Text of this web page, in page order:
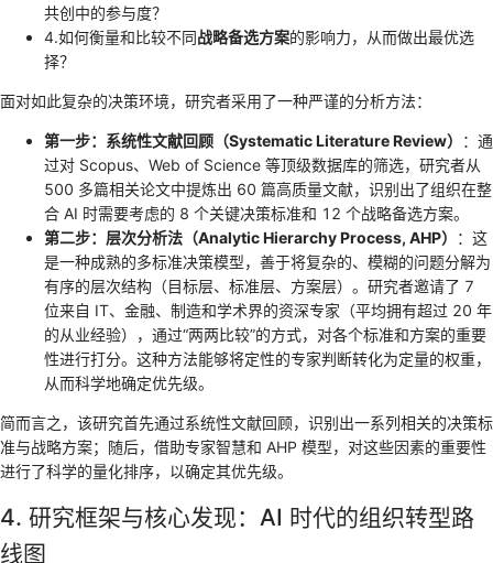
共创中的参与度？
4.如何衡量和比较不同战略备选方案的影响力，从而做出最优选
择？
面对如此复杂的决策环境，研究者采用了一种严谨的分析方法：
第一步：系统性文献回顾（Systematic Literature Review）
：通
过对 Scopus、Web of Science 等顶级数据库的筛选，研究者从
500 多篇相关论文中提炼出 60 篇高质量文献，识别出了组织在整
合 AI 时需要考虑的 8 个关键决策标准和 12 个战略备选方案。
第二步：层次分析法（Analytic Hierarchy Process, AHP）
：这
是一种成熟的多标准决策模型，善于将复杂的、模糊的问题分解为
有序的层次结构（目标层、标准层、方案层）。研究者邀请了 7
位来自 IT、金融、制造和学术界的资深专家（平均拥有超过 20 年
的从业经验），通过“两两比较”的方式，对各个标准和方案的重要
性进行打分。这种方法能够将定性的专家判断转化为定量的权重，
从而科学地确定优先级。
简而言之，该研究首先通过系统性文献回顾，识别出一系列相关的决策标
准与战略方案；随后，借助专家智慧和 AHP 模型，对这些因素的重要性
进行了科学的量化排序，以确定其优先级。
4. 研究框架与核心发现：AI 时代的组织转型路
线图